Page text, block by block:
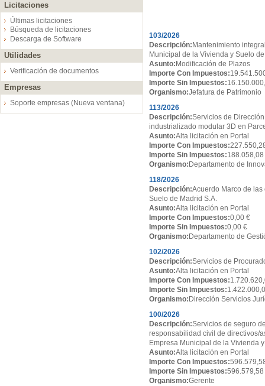
Licitaciones
Últimas licitaciones
Búsqueda de licitaciones
Descarga de Software
Utilidades
Verificación de documentos
Empresas
Soporte empresas (Nueva ventana)
103/2026
Descripción: Mantenimiento
Municipal de la Vivienda y Suelo
Asunto: Modificación de Plazos
Importe Con Impuestos:
Importe Sin Impuestos:
Organismo:Jefatura de Patrimonio
113/2026
Descripción:Servicios de
industrializado modular 3D en
Asunto:Alta licitación en Portal
Importe Con Impuestos:
Importe Sin Impuestos:188.058,08
Organismo: Departamento de
118/2026
Descripción:Acuerdo Marco de
Suelo de Madrid S.A.
Asunto:Alta licitación en Portal
Importe Con Impuestos:0,00 €
Importe Sin Impuestos:0,00 €
Organismo: Departamento de
102/2026
Descripción:Servicios de
Asunto:Alta licitación en Portal
Importe Con Impuestos:
Importe Sin Impuestos:
Organismo: Dirección Servicios
100/2026
Descripción:Servicios de seguro
responsabilidad civil de directivos/
Empresa Municipal de la Vivienda
Asunto:Alta licitación en Portal
Importe Con Impuestos:
Importe Sin Impuestos:596.579,58
Organismo:Gerente